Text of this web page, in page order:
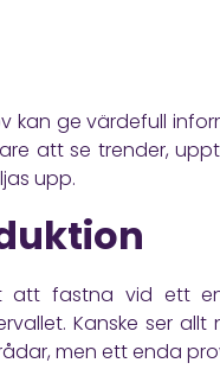
kan ge värdefull
att se trender,
upp.
fastna vid ett
Kanske ser
men ett enda